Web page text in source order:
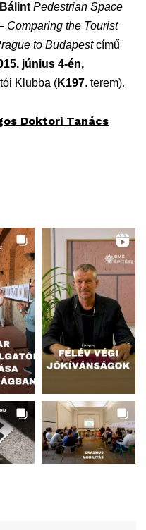
Pedestrian Space
Comparing the Tourist
to Budapestcímű
június 4-én,
Klubba (K197. terem).
Doktori Tanács